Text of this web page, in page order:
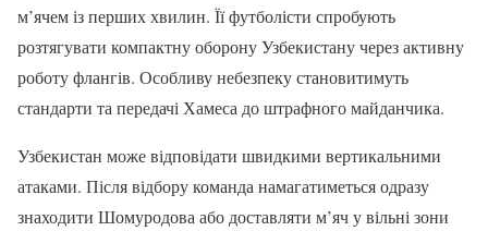
м’ячем із перших хвилин. Її футболісти спробують
розтягувати компактну оборону Узбекистану через активну
роботу флангів. Особливу небезпеку становитимуть
стандарти та передачі Хамеса до штрафного майданчика.
Узбекистан може відповідати швидкими вертикальними
атаками. Після відбору команда намагатиметься одразу
знаходити Шомуродова або доставляти м’яч у вільні зони